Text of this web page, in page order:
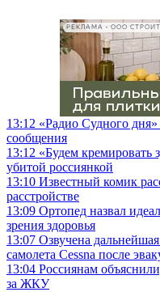
13:12 «Радио Судного дня»
сообщения
13:12 «Будем кремировать
убитой россиянкой
13:10 Известный комик
расстройстве
13:09 Ортопед назвал
зрения здоровья
13:07 Озвучена
самолета Cessna после
13:04 Россиянам
за ЖКУ